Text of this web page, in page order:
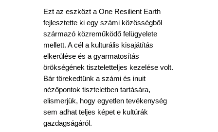
Ezt az eszközt a One Resilient Earth
fejlesztette ki egy számi közösségből
származó közreműködő felügyelete
mellett. A cél a kulturális kisajátítás
elkerülése és a gyarmatosítás
örökségének tiszteletteljes kezelése volt.
Bár törekedtünk a számi és inuit
nézőpontok tiszteletben tartására,
elismerjük, hogy egyetlen tevékenység
sem adhat teljes képet e kultúrák
gazdagságáról.